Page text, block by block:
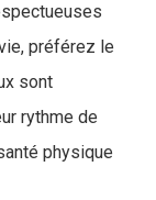
préférez le
sont
rythme de
physique